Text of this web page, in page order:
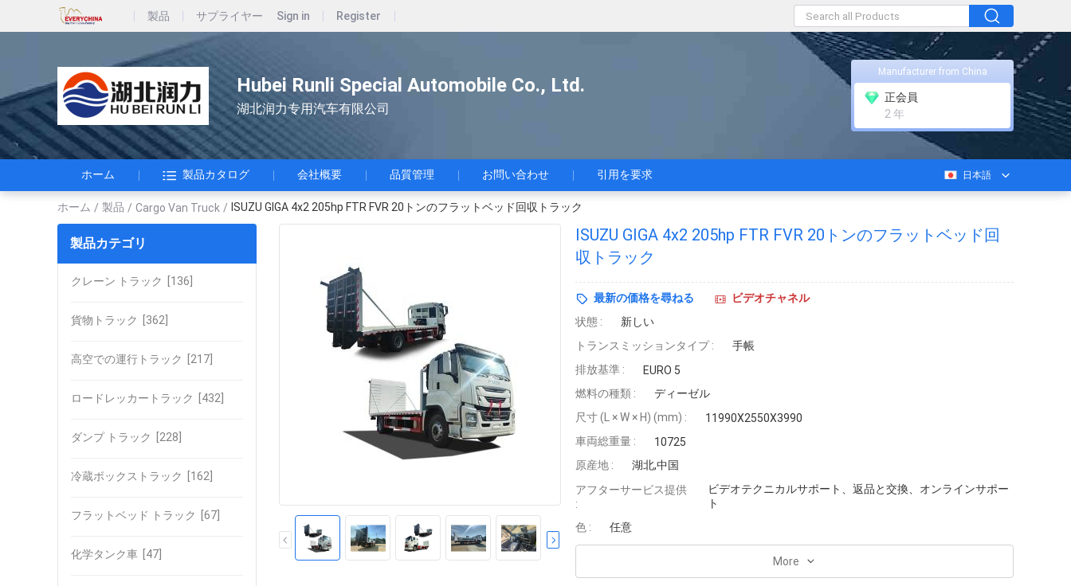
製品 サプライヤー Sign in Register
Hubei Runli Special Automobile Co., Ltd.
湖北润力专用汽车有限公司
Manufacturer from China
正会員
2 年
ホーム 製品カタログ 会社概要 品質管理 お問い合わせ 引用を要求 日本語
ホーム / 製品 / Cargo Van Truck / ISUZU GIGA 4x2 205hp FTR FVR 20トンのフラットベッド回収トラック
製品カテゴリ
クレーン トラック [136]
貨物トラック [362]
高空での運行トラック [217]
ロードレッカートラック [432]
ダンプ トラック [228]
冷蔵ボックストラック [162]
フラットベッド トラック [67]
化学タンク車 [47]
ISUZU GIGA 4x2 205hp FTR FVR 20トンのフラットベッド回
収トラック
最新の価格を尋ねる
ビデオチャネル
状態 :
新しい
トランスミッションタイプ :
手帳
排放基準 :
EURO 5
燃料の種類 :
ディーゼル
尺寸 (L × W × H) (mm) :
11990X2550X3990
車両総重量 :
10725
原産地 :
湖北,中国
アフターサービス提供
:
ビデオテクニカルサポート、返品と交換、オンラインサポー
ト
色 :
任意
More